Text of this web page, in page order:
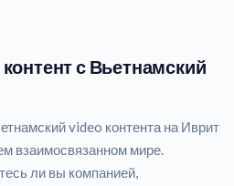
с Вьетнамский
video контента на Иврит
взаимосвязанном мире.
ли вы компанией,